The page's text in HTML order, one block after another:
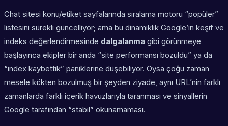
Chat sitesi konu/etiket sayfalarında sıralama motoru “popüler”
listesini sürekli güncelliyor; ama bu dinamiklik Google’ın keşif ve
indeks değerlendirmesinde dalgalanma gibi görünmeye
başlayınca ekipler bir anda “site performansı bozuldu” ya da
“index kaybettik” paniklerine düşebiliyor. Oysa çoğu zaman
mesele kökten bozulmuş bir şeyden ziyade, aynı URL’nin farklı
zamanlarda farklı içerik havuzlarıyla taranması ve sinyallerin
Google tarafından “stabil” okunamaması.